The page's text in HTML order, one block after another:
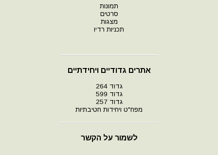
תמונות
סרטים
מצגות
תכניות רדיו
אתרים גדודיים ויחידתיים
גדוד 264
גדוד 599
גדוד 257
מפח"ט ויחידות חטיבתיות
לשמור על הקשר